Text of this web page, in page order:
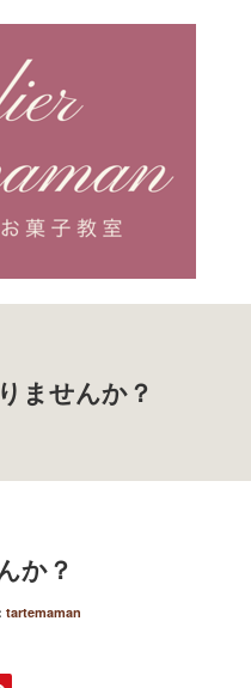
ませんか？
か？
tartemaman